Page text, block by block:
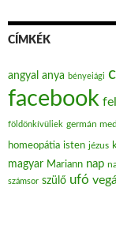
CÍMKÉK
angyal anya bényeiági
facebook
földönkívüliek germán
homeopátia isten jézus
magyar Mariann nap
számsor szülő ufó